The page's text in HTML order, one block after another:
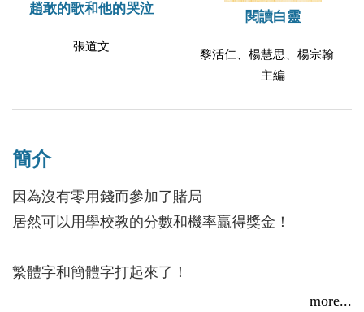
趙敢的歌和他的哭泣
張道文
閱讀白靈
黎活仁、楊慧思、楊宗翰
主編
簡介
因為沒有零用錢而參加了賭局
居然可以用學校教的分數和機率贏得獎金！
繁體字和簡體字打起來了！
more...